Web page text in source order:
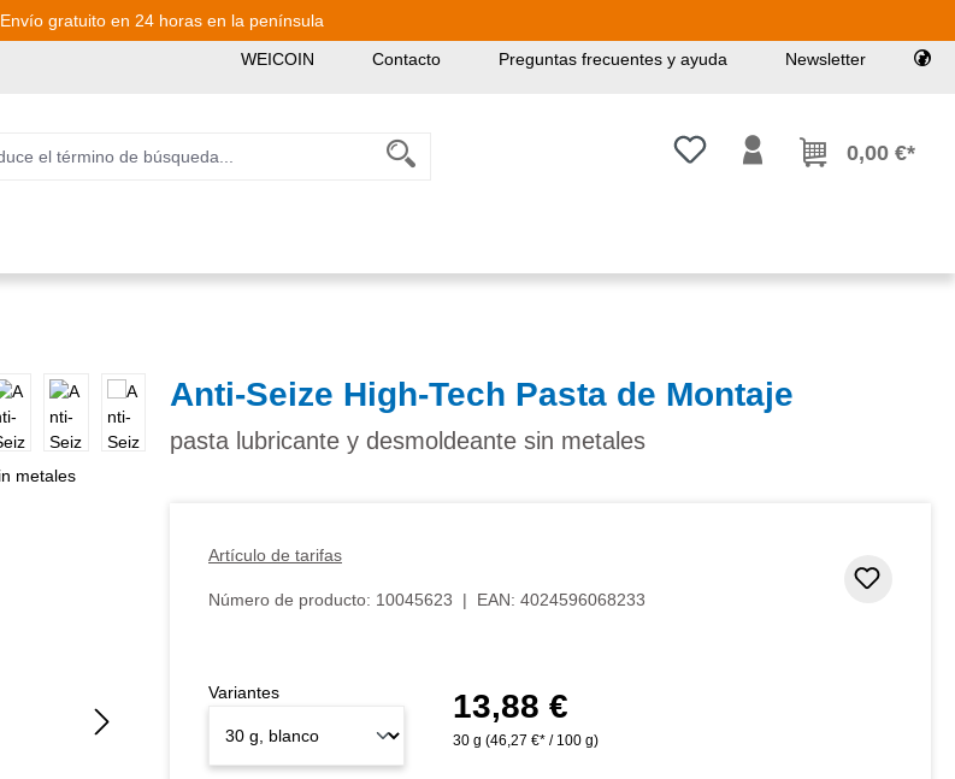
Envío gratuito en 24 horas en la península
WEICOIN Contacto Preguntas frecuentes y ayuda Newsletter
Tienes 0 artículos en tu lista de
0,00 €*
Anti-Seize High-Tech Pasta de Montaje
pasta lubricante y desmoldeante sin metales
Artículo de tarifas
Número de producto: 10045623 | EAN: 4024596068233
Precio normal:
13,88 €
30 g (46,27 €* / 100 g)
Variantes